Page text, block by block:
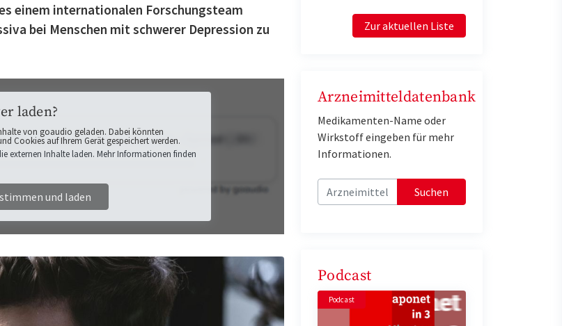
einem internationalen Forschungsteam
bei Menschen mit schwerer Depression zu
laden?
von goaudio geladen. Dabei könnten
Cookies auf Ihrem Gerät gespeichert werden.
externen Inhalte laden. Mehr Informationen finden
und laden
Zur aktuellen Liste
Arzneimitteldatenbank
Medikamenten-Name oder
Wirkstoff eingeben für mehr
Informationen.
Suchen
Podcast
Podcast